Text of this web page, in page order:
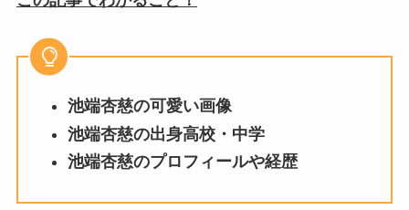
池端杏慈の可愛い画像
池端杏慈の出身高校・中学
池端杏慈のプロフィールや経歴